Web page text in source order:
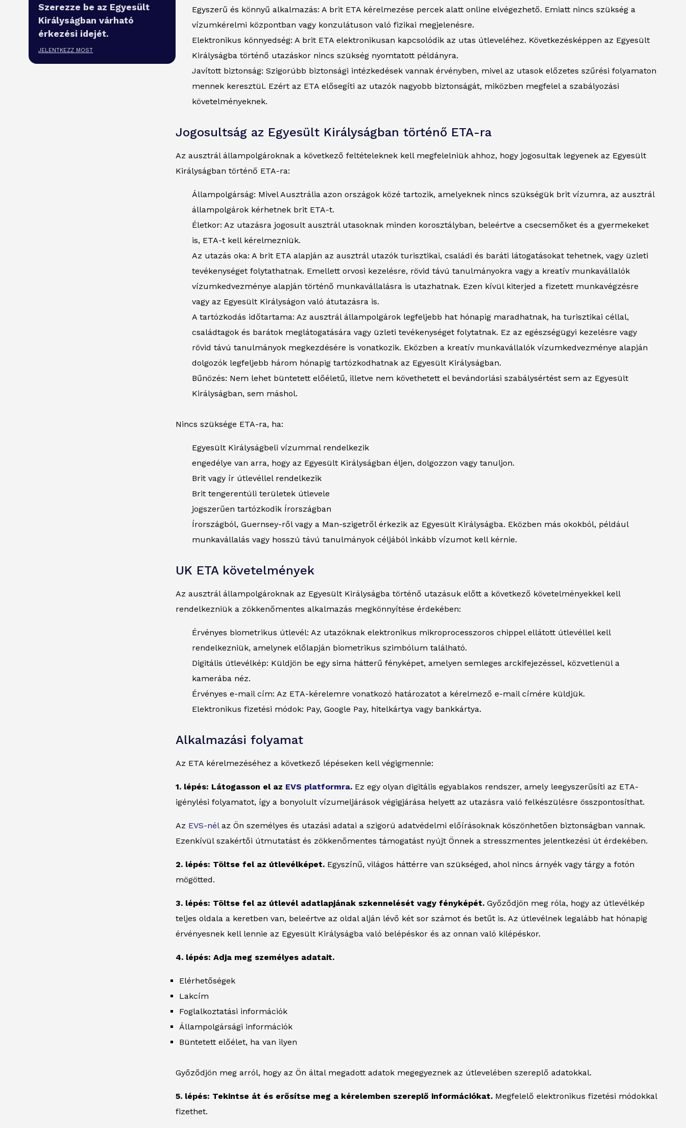
Szerezze be az Egyesült
Királyságban várható
érkezési idejét.
JELENTKEZZ MOST
Egyszerű és könnyű alkalmazás: A brit ETA kérelmezése percek alatt online elvégezhető. Emiatt nincs szükség a
vízumkérelmi központban vagy konzulátuson való fizikai megjelenésre.
Elektronikus könnyedség: A brit ETA elektronikusan kapcsolódik az utas útleveléhez. Következésképpen az Egyesült
Királyságba történő utazáskor nincs szükség nyomtatott példányra.
Javított biztonság: Szigorúbb biztonsági intézkedések vannak érvényben, mivel az utasok előzetes szűrési folyamaton
mennek keresztül. Ezért az ETA elősegíti az utazók nagyobb biztonságát, miközben megfelel a szabályozási
követelményeknek.
Jogosultság az Egyesült Királyságban történő ETA-ra
Az ausztrál állampolgároknak a következő feltételeknek kell megfelelniük ahhoz, hogy jogosultak legyenek az Egyesült
Királyságban történő ETA-ra:
Állampolgárság: Mivel Ausztrália azon országok közé tartozik, amelyeknek nincs szükségük brit vízumra, az ausztrál
állampolgárok kérhetnek brit ETA-t.
Életkor: Az utazásra jogosult ausztrál utasoknak minden korosztályban, beleértve a csecsemőket és a gyermekeket
is, ETA-t kell kérelmezniük.
Az utazás oka: A brit ETA alapján az ausztrál utazók turisztikai, családi és baráti látogatásokat tehetnek, vagy üzleti
tevékenységet folytathatnak. Emellett orvosi kezelésre, rövid távú tanulmányokra vagy a kreatív munkavállalók
vízumkedvezménye alapján történő munkavállalásra is utazhatnak. Ezen kívül kiterjed a fizetett munkavégzésre
vagy az Egyesült Királyságon való átutazásra is.
A tartózkodás időtartama: Az ausztrál állampolgárok legfeljebb hat hónapig maradhatnak, ha turisztikai céllal,
családtagok és barátok meglátogatására vagy üzleti tevékenységet folytatnak. Ez az egészségügyi kezelésre vagy
rövid távú tanulmányok megkezdésére is vonatkozik. Eközben a kreatív munkavállalók vízumkedvezménye alapján
dolgozók legfeljebb három hónapig tartózkodhatnak az Egyesült Királyságban.
Bűnözés: Nem lehet büntetett előéletű, illetve nem követhetett el bevándorlási szabálysértést sem az Egyesült
Királyságban, sem máshol.
Nincs szüksége ETA-ra, ha:
Egyesült Királyságbeli vízummal rendelkezik
engedélye van arra, hogy az Egyesült Királyságban éljen, dolgozzon vagy tanuljon.
Brit vagy ír útlevéllel rendelkezik
Brit tengerentúli területek útlevele
jogszerűen tartózkodik Írországban
Írországból, Guernsey-ről vagy a Man-szigetről érkezik az Egyesült Királyságba. Eközben más okokból, például
munkavállalás vagy hosszú távú tanulmányok céljából inkább vízumot kell kérnie.
UK ETA követelmények
Az ausztrál állampolgároknak az Egyesült Királyságba történő utazásuk előtt a következő követelményekkel kell
rendelkezniük a zökkenőmentes alkalmazás megkönnyítése érdekében:
Érvényes biometrikus útlevél: Az utazóknak elektronikus mikroprocesszoros chippel ellátott útlevéllel kell
rendelkezniük, amelynek előlapján biometrikus szimbólum található.
Digitális útlevélkép: Küldjön be egy sima hátterű fényképet, amelyen semleges arckifejezéssel, közvetlenül a
kamerába néz.
Érvényes e-mail cím: Az ETA-kérelemre vonatkozó határozatot a kérelmező e-mail címére küldjük.
Elektronikus fizetési módok: Pay, Google Pay, hitelkártya vagy bankkártya.
Alkalmazási folyamat
Az ETA kérelmezéséhez a következő lépéseken kell végigmennie:
1. lépés: Látogasson el az EVS platformra. Ez egy olyan digitális egyablakos rendszer, amely leegyszerűsíti az ETA-
igénylési folyamatot, így a bonyolult vízumeljárások végigjárása helyett az utazásra való felkészülésre összpontosíthat.
Az EVS-nélaz Ön személyes és utazási adatai a szigorú adatvédelmi előírásoknak köszönhetően biztonságban vannak.
Ezenkívül szakértői útmutatást és zökkenőmentes támogatást nyújt Önnek a stresszmentes jelentkezési út érdekében.
2. lépés: Töltse fel az útlevélképet. Egyszínű, világos háttérre van szükséged, ahol nincs árnyék vagy tárgy a fotón
mögötted.
3. lépés: Töltse fel az útlevél adatlapjának szkennelését vagy fényképét. Győződjön meg róla, hogy az útlevélkép
teljes oldala a keretben van, beleértve az oldal alján lévő két sor számot és betűt is. Az útlevélnek legalább hat hónapig
érvényesnek kell lennie az Egyesült Királyságba való belépéskor és az onnan való kilépéskor.
4. lépés: Adja meg személyes adatait.
Elérhetőségek
Lakcím
Foglalkoztatási információk
Állampolgársági információk
Büntetett előélet, ha van ilyen
Győződjön meg arról, hogy az Ön által megadott adatok megegyeznek az útlevelében szereplő adatokkal.
5. lépés: Tekintse át és erősítse meg a kérelemben szereplő információkat. Megfelelő elektronikus fizetési módokkal
fizethet.